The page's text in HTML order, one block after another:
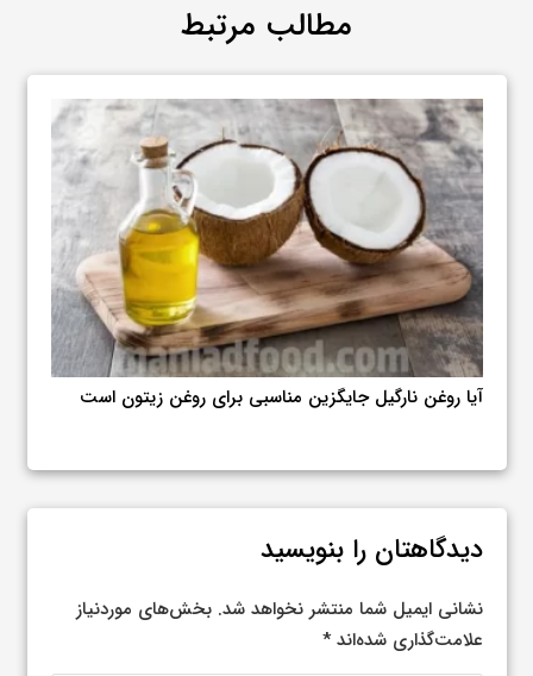
مطالب مرتبط
آیا روغن نارگیل جایگزین مناسبی برای روغن زیتون است
دیدگاهتان را بنویسید
نشانی ایمیل شما منتشر نخواهد شد. بخش‌های موردنیاز
علامت‌گذاری شده‌اند*